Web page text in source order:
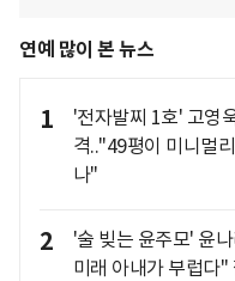
연예 많이 본 뉴스
1
'전자발찌 1호' 고영
격.."49평이 미니멀
나"
2
'술 빚는 윤주모' 윤
미래 아내가 부럽다"